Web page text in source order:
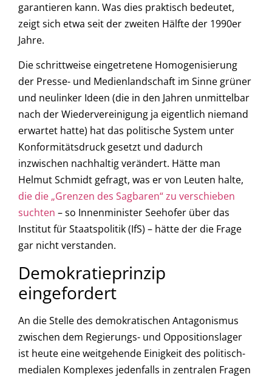
garantieren kann. Was dies praktisch bedeutet,
zeigt sich etwa seit der zweiten Hälfte der 1990er
Jahre.
Die schrittweise eingetretene Homogenisierung
der Presse- und Medienlandschaft im Sinne grüner
und neulinker Ideen (die in den Jahren unmittelbar
nach der Wiedervereinigung ja eigentlich niemand
erwartet hatte) hat das politische System unter
Konformitätsdruck gesetzt und dadurch
inzwischen nachhaltig verändert. Hätte man
Helmut Schmidt gefragt, was er von Leuten halte,
die die „Grenzen des Sagbaren“ zu verschieben
suchten – so Innenminister Seehofer über das
Institut für Staatspolitik (IfS) – hätte der die Frage
gar nicht verstanden.
Demokratieprinzip
eingefordert
An die Stelle des demokratischen Antagonismus
zwischen dem Regierungs- und Oppositionslager
ist heute eine weitgehende Einigkeit des politisch-
medialen Komplexes jedenfalls in zentralen Fragen